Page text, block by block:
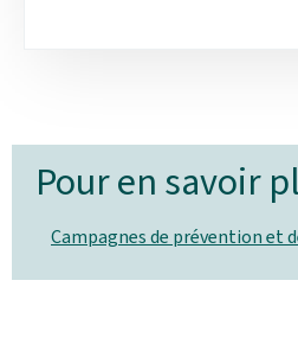
Pour en savoir
Campagnes de prévention et